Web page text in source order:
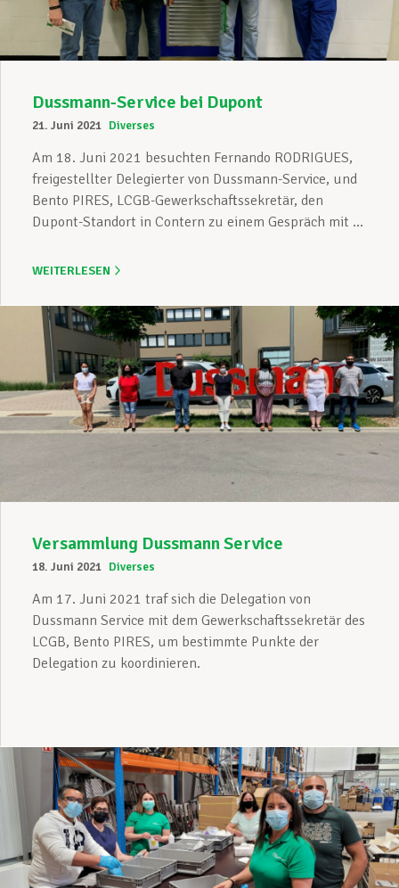
Dussmann-Service bei Dupont
21. Juni 2021 Diverses
Am 18. Juni 2021 besuchten Fernando RODRIGUES,
freigestellter Delegierter von Dussmann-Service, und
Bento PIRES, LCGB-Gewerkschaftssekretär, den
Dupont-Standort in Contern zu einem Gespräch mit ...
WEITERLESEN
Versammlung Dussmann Service
18. Juni 2021 Diverses
Am 17. Juni 2021 traf sich die Delegation von
Dussmann Service mit dem Gewerkschaftssekretär des
LCGB, Bento PIRES, um bestimmte Punkte der
Delegation zu koordinieren.